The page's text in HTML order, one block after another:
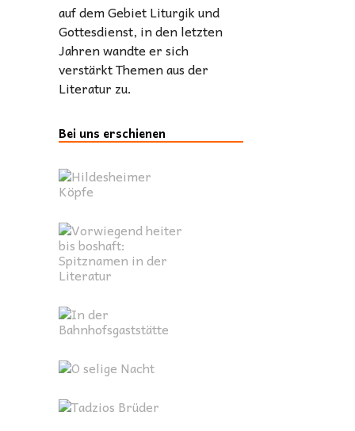
auf dem Gebiet Liturgik und
Gottesdienst, in den letzten
Jahren wandte er sich
verstärkt Themen aus der
Literatur zu.
Bei uns erschienen